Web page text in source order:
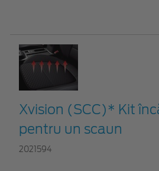
Xvision (SCC)* Kit
pentru un scaun
2021594